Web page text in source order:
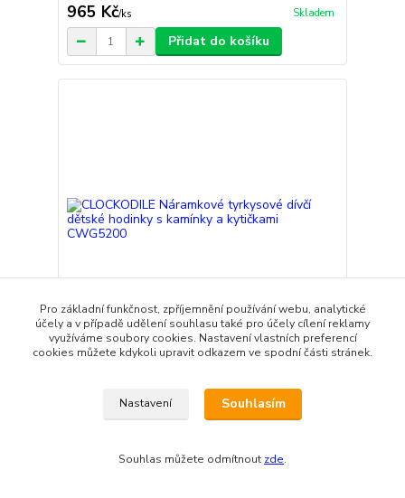
965 Kč/ks Skladem
Přidat do košíku
/ks
Pro základní funkčnost, zpříjemnění používání webu, analytické
účely a v případě udělení souhlasu také pro účely cílení reklamy
využíváme soubory cookies. Nastavení vlastních preferencí
cookies můžete kdykoli upravit odkazem ve spodní části stránek.
Nastavení Souhlasím
Souhlas můžete odmítnout zde.